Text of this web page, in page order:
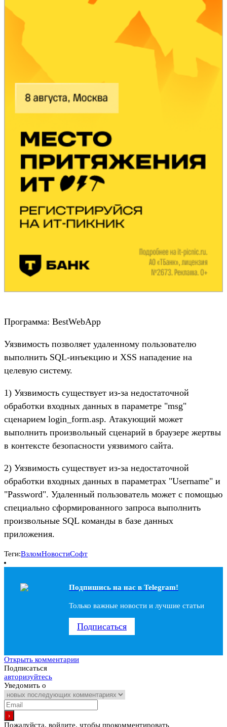
Программа: BestWebApp
Уязвимость позволяет удаленному пользователю
выполнить SQL-инъекцию и XSS нападение на
целевую систему.
1) Уязвимость существует из-за недостаточной
обработки входных данных в параметре "msg"
сценарием login_form.asp. Атакующий может
выполнить произвольный сценарий в браузере жертвы
в контексте безопасности уязвимого сайта.
2) Уязвимость существует из-за недостаточной
обработки входных данных в параметрах "Username" и
"Password". Удаленный пользователь может с помощью
специально сформированного запроса выполнить
произвольные SQL команды в базе данных
приложения.
Теги:ВзломНовостиСофт
Подпишись на наc в Telegram!
Только важные новости и лучшие статьи
Подписаться
Открыть комментарии
Подписаться
авторизуйтесь
Уведомить о
Пожалуйста, войдите, чтобы прокомментировать